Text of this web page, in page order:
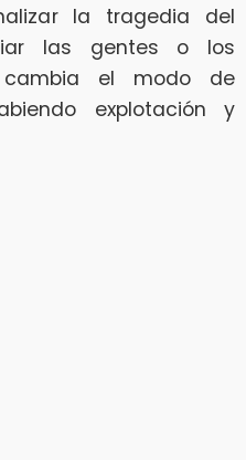
la tragedia del
las gentes o los
el modo de
explotación y